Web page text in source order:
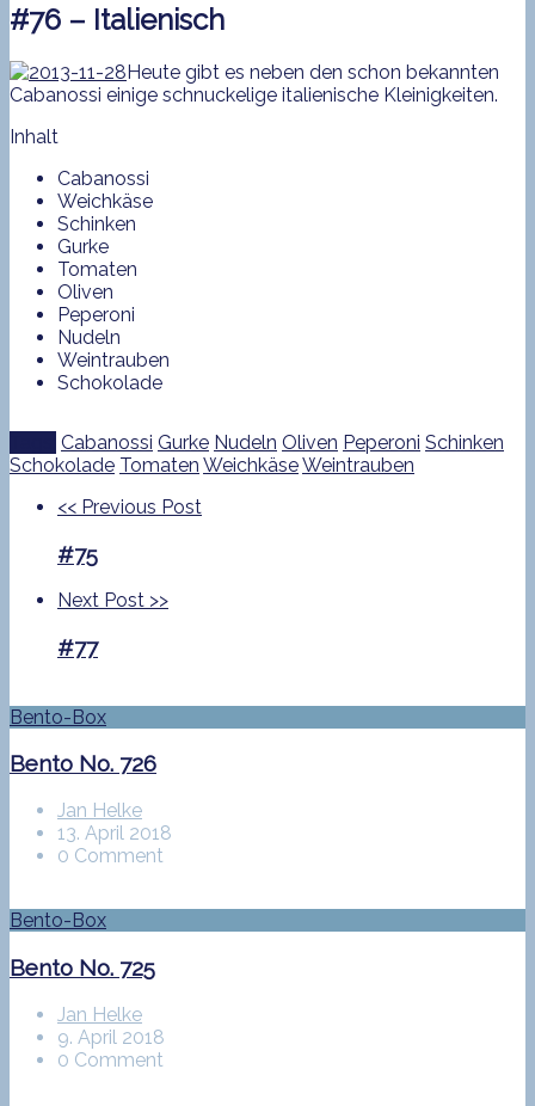
#76 – Italienisch
Heute gibt es neben den schon bekannten
Cabanossi einige schnuckelige italienische Kleinigkeiten.
Inhalt
Cabanossi
Weichkäse
Schinken
Gurke
Tomaten
Oliven
Peperoni
Nudeln
Weintrauben
Schokolade
Cabanossi Gurke Nudeln Oliven Peperoni Schinken
Schokolade Tomaten WeichkäseWeintrauben
<< Previous Post
#75
Next Post >>
#77
Bento-Box
Bento No. 726
Jan Helke
13. April 2018
0 Comment
Bento-Box
Bento No. 725
Jan Helke
9. April 2018
0 Comment